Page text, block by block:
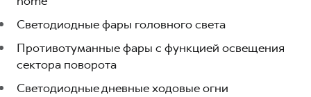
Светодиодные фары головного света
Противотуманные фары с функцией освещения
сектора поворота
Светодиодные дневные ходовые огни